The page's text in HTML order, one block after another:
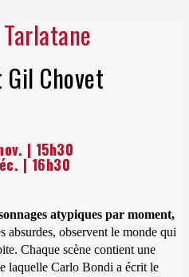
Chovet
| 15h30
| 16h30
atypiques par moment,
absurdes, observent le monde qui
Chaque scène contient une
laquelle Carlo Bondi a écrit le